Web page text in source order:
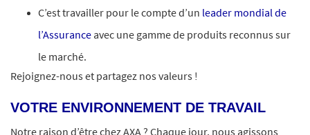
C’est travailler pour le compte d’un leader mondial de
l’Assurance avec une gamme de produits reconnus sur
le marché.
Rejoignez-nous et partagez nos valeurs !
VOTRE ENVIRONNEMENT DE TRAVAIL
Notre raison d’être chez AXA ? Chaque jour, nous agissons